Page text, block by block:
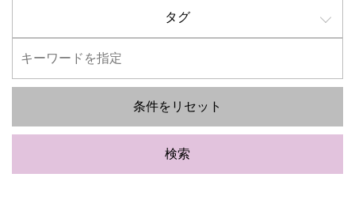
タグ
条件をリセット
検索